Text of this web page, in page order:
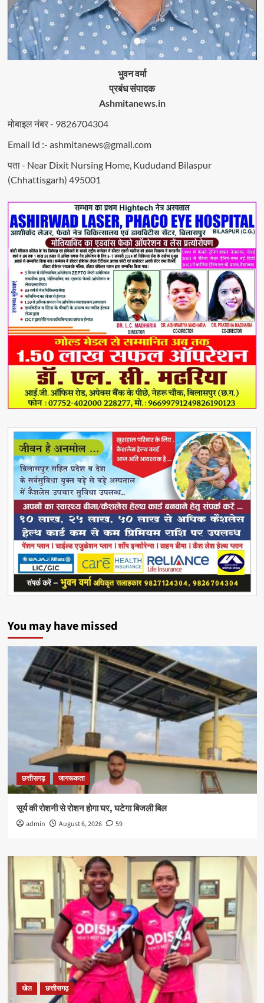
भुवन वर्मा
प्रबंध संपादक
Ashmitanews.in
मोबाइल नंबर - 9826704304
Email Id :- ashmitanews@gmail.com
पता - Near Dixit Nursing Home, Kududand Bilaspur
(Chhattisgarh) 495001
You may have missed
छत्तीसगढ़ जागरूकता
सूर्य की रोशनी से रोशन होगा घर, घटेगा बिजली बिल
admin August 6, 2026 59
खेल छत्तीसगढ़